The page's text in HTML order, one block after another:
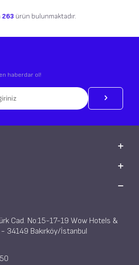
263 ürün bulunmaktadır.
haberdar ol!
Cad. No:15-17-19 Wow Hotels &
34149 Bakırköy/İstanbul